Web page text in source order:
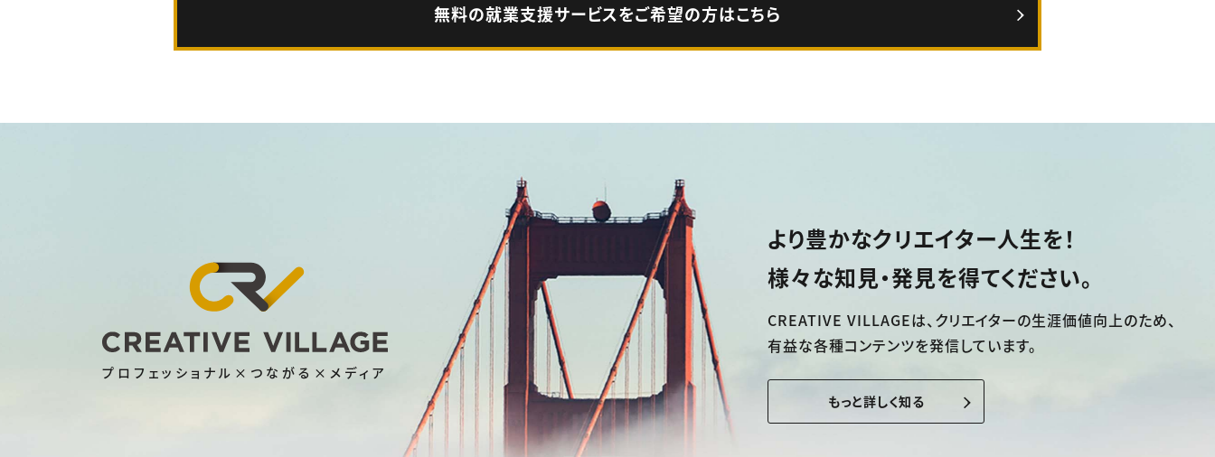
無料の就業支援サービスをご希望の方はこちら
プロフェッショナル×つながる×メディア
より豊かなクリエイター人生を！
様々な知見・発見を得てください。
CREATIVE VILLAGEは、 クリエイターの生涯価値向上のため、
有益な各種コンテンツを発信しています。
もっと詳しく知る